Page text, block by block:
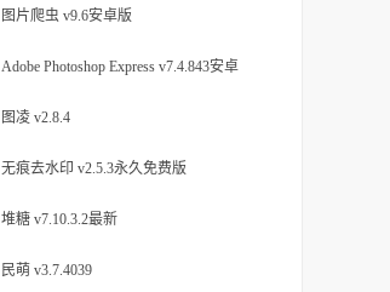
图片爬虫 v9.6安卓版
Adobe Photoshop Express v7.4.843安卓
图凌 v2.8.4
无痕去水印 v2.5.3永久免费版
堆糖 v7.10.3.2最新
民萌 v3.7.4039